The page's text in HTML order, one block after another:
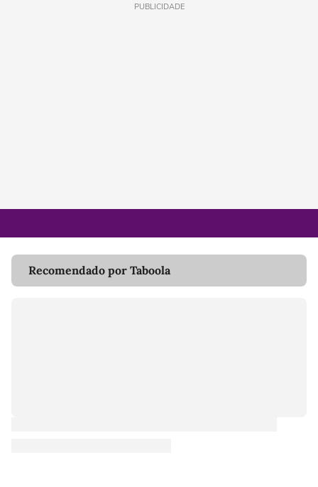
PUBLICIDADE
Recomendado por Taboola